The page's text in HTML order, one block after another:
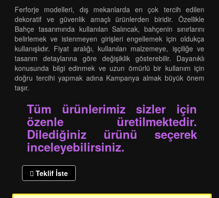
Ferforje modelleri, dış mekanlarda en çok tercih edilen
dekoratif ve güvenlik amaçlı ürünlerden biridir. Özellikle
Bahçe tasarımında kullanılan Salıncak, bahçenin sınırlarını
belirlemek ve istenmeyen girişleri engellemek için oldukça
kullanışlıdır. Fiyat aralığı, kullanılan malzemeye, işçiliğe ve
tasarım detaylarına göre değişiklik gösterebilir. Dayanıklı
konusunda bilgi edinmek ve uzun ömürlü bir kullanım için
doğru tercihi yapmak adına Kampanya almak büyük önem
taşır.
Tüm ürünlerimiz sizler için
özenle üretilmektedir.
Dilediğiniz ürünü seçerek
inceleyebilirsiniz.
Teklif İste